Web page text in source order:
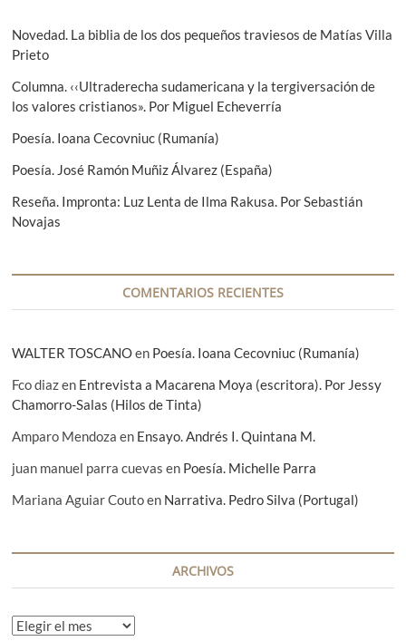
i
ó
n
d
e
e
n
r
a
s
e
o
r
u
n
t
Novedad. La biblia de los dos pequeños traviesos de Matías Villa
Prieto
Columna. ‹‹Ultraderecha sudamericana y la tergiversación de
los valores cristianos». Por Miguel Echeverría
Poesía. Ioana Cecovniuc (Rumanía)
Poesía. José Ramón Muñiz Álvarez (España)
Reseña. Impronta: Luz Lenta de Ilma Rakusa. Por Sebastián
Novajas
COMENTARIOS RECIENTES
WALTER TOSCANOen Poesía. Ioana Cecovniuc (Rumanía)
Fco diazen Entrevista a Macarena Moya (escritora). Por Jessy
Chamorro-Salas (Hilos de Tinta)
Amparo Mendoza en Ensayo. Andrés I. Quintana M.
juan manuel parra cuevas en Poesía. Michelle Parra
Mariana Aguiar Coutoen Narrativa. Pedro Silva (Portugal)
ARCHIVOS
A